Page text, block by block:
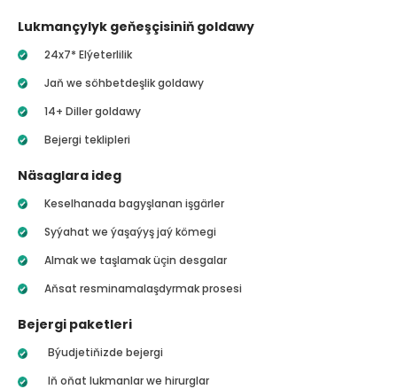
Lukmançylyk geňeşçisiniň goldawy
24x7* Elýeterlilik
Jaň we söhbetdeşlik goldawy
14+ Diller goldawy
Bejergi teklipleri
Näsaglara ideg
Keselhanada bagyşlanan işgärler
Syýahat we ýaşaýyş jaý kömegi
Almak we taşlamak üçin desgalar
Aňsat resminamalaşdyrmak prosesi
Bejergi paketleri
Býudjetiňizde bejergi
Iň oňat lukmanlar we hirurglar